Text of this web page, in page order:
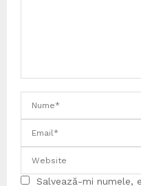
Salvează-mi numele,